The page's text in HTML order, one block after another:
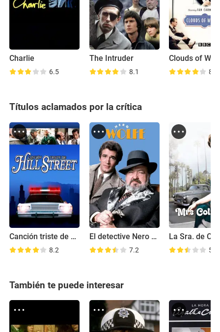
Charlie
6.5
The Intruder
8.1
Clouds of
8.0
Títulos aclamados por la crítica
Canción triste de Hill Street
8.2
El detective Nero Wolfe
7.2
La Sra. de
5.7
También te puede interesar